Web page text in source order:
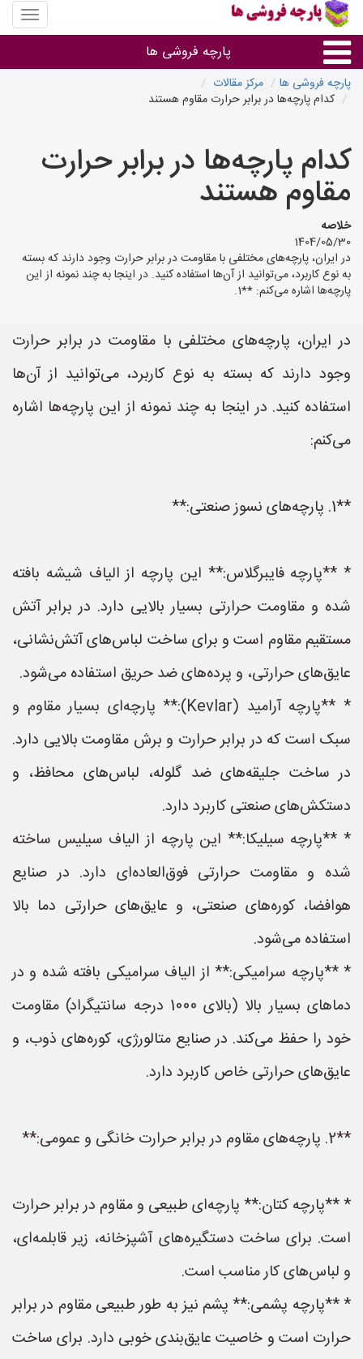
منوی
سایت
فروشی
پارچه فروشی ها
پارچه براساس جنس
پارچه براساس رنگ طرح و کاربرد
پارچه فروشی های هر شهر
پارچه فروشی ها
مرکز مقالات
کدام پارچه‌ها در برابر حرارت مقاوم هستند
کدام پارچه‌ها در برابر حرارت
مقاوم هستند
خلاصه
1404/05/30
در ایران، پارچه‌های مختلفی با مقاومت در برابر حرارت وجود دارند که بسته
به نوع کاربرد، می‌توانید از آن‌ها استفاده کنید. در اینجا به چند نمونه از این
پارچه‌ها اشاره می‌کنم: **1.
در ایران، پارچه‌های مختلفی با مقاومت در برابر حرارت
وجود دارند که بسته به نوع کاربرد، می‌توانید از آن‌ها
استفاده کنید. در اینجا به چند نمونه از این پارچه‌ها اشاره
می‌کنم:
**1. پارچه‌های نسوز صنعتی:**
* **پارچه فایبرگلاس:** این پارچه از الیاف شیشه بافته
شده و مقاومت حرارتی بسیار بالایی دارد. در برابر آتش
مستقیم مقاوم است و برای ساخت لباس‌های آتش‌نشانی،
عایق‌های حرارتی، و پرده‌های ضد حریق استفاده می‌شود.
* **پارچه آرامید (Kevlar):** پارچه‌ای بسیار مقاوم و
سبک است که در برابر حرارت و برش مقاومت بالایی دارد.
در ساخت جلیقه‌های ضد گلوله، لباس‌های محافظ، و
دستکش‌های صنعتی کاربرد دارد.
* **پارچه سیلیکا:** این پارچه از الیاف سیلیس ساخته
شده و مقاومت حرارتی فوق‌العاده‌ای دارد. در صنایع
هوافضا، کوره‌های صنعتی، و عایق‌های حرارتی دما بالا
استفاده می‌شود.
* **پارچه سرامیکی:** از الیاف سرامیکی بافته شده و در
دماهای بسیار بالا (بالای 1000 درجه سانتیگراد) مقاومت
خود را حفظ می‌کند. در صنایع متالورژی، کوره‌های ذوب، و
عایق‌های حرارتی خاص کاربرد دارد.
**2. پارچه‌های مقاوم در برابر حرارت خانگی و عمومی:**
* **پارچه کتان:** پارچه‌ای طبیعی و مقاوم در برابر حرارت
است. برای ساخت دستگیره‌های آشپزخانه، زیر قابلمه‌ای،
و لباس‌های کار مناسب است.
* **پارچه پشمی:** پشم نیز به طور طبیعی مقاوم در برابر
حرارت است و خاصیت عایق‌بندی خوبی دارد. برای ساخت